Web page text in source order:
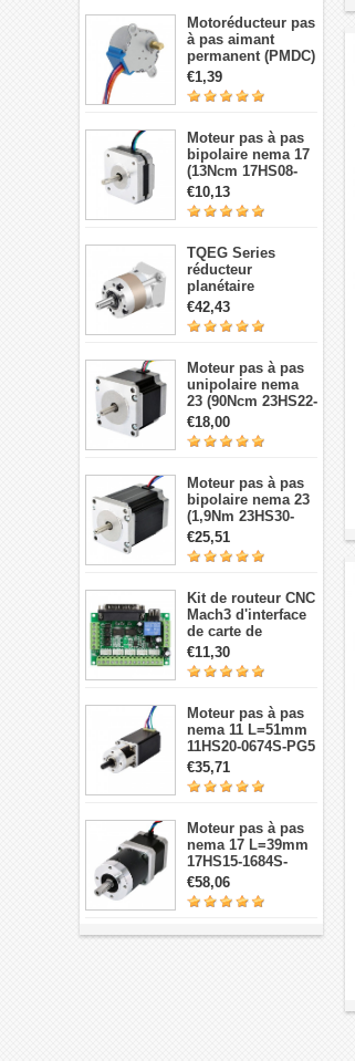
Motoréducteur pas
à pas aimant
permanent (PMDC)
5V 28BYJ-48,
réduction 64:1, 4
phases 5 fils 5 V
€1,39
Moteur pas à pas
bipolaire nema 17
(13Ncm 17HS08-
1004S 1,8 degré 1A
3,5V 4 fils)
€10,13
TQEG Series
réducteur
planétaire
TQEG17-G5 5:1
contrecoup 15arc-
min pour moteur
servomoteur Nema
17
€42,43
Moteur pas à pas
unipolaire nema
23 (90Ncm 23HS22-
1006S 1,8 degré 1A
7,4V 6 fils)
€18,00
Moteur pas à pas
bipolaire nema 23
(1,9Nm 23HS30-
2804S 1,8 degré
2,8A 3,2V 4 fils)
€25,51
Kit de routeur CNC
Mach3 d'interface
de carte de
dérivation CNC à 5
axes
€11,30
Moteur pas à pas
nema 11 L=51mm
11HS20-0674S-PG5
avec 5:1
réducteurs
planétaires
€35,71
Moteur pas à pas
nema 17 L=39mm
17HS15-1684S-
HG30 avec 14:1
réducteur
planétaire de haute
€58,06